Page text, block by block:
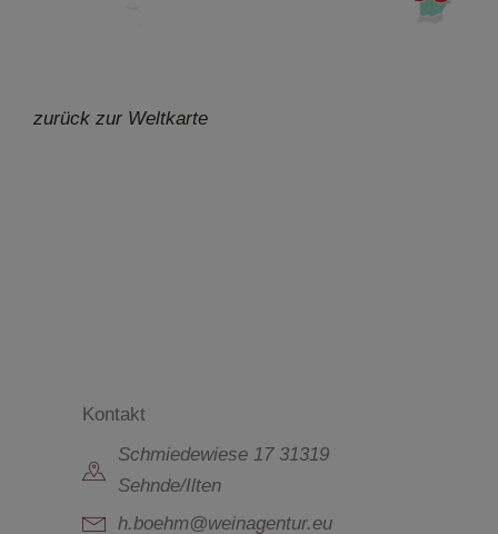
zurück zur Weltkarte
Kontakt
Schmiedewiese 17 31319
Sehnde/Ilten
h.boehm@weinagentur.eu